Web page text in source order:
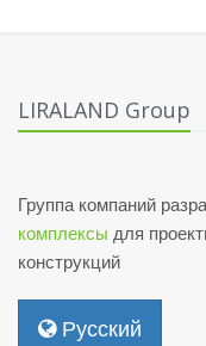
LIRALAND Group
Группа компаний
комплексы для
конструкций
Русский